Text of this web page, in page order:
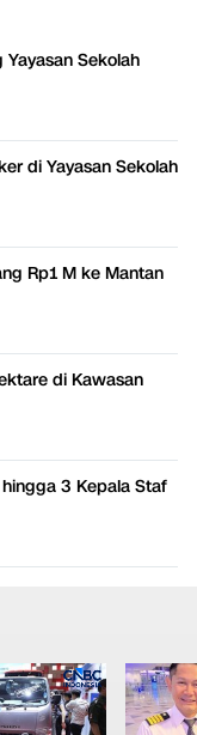
Sekolah
di Yayasan Sekolah
Rp1 M ke Mantan
di Kawasan
3 Kepala Staf